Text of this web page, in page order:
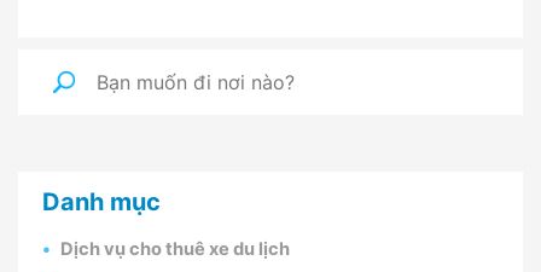
Danh mục
Dịch vụ cho thuê xe du lịch